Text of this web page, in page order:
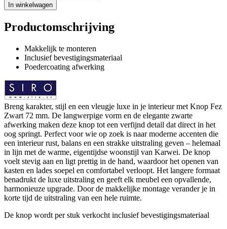
In winkelwagen
Productomschrijving
Makkelijk te monteren
Inclusief bevestigingsmateriaal
Poedercoating afwerking
Breng karakter, stijl en een vleugje luxe in je interieur met Knop Fez
Zwart 72 mm. De langwerpige vorm en de elegante zwarte
afwerking maken deze knop tot een verfijnd detail dat direct in het
oog springt. Perfect voor wie op zoek is naar moderne accenten die
een interieur rust, balans en een strakke uitstraling geven – helemaal
in lijn met de warme, eigentijdse woonstijl van Karwei. De knop
voelt stevig aan en ligt prettig in de hand, waardoor het openen van
kasten en lades soepel en comfortabel verloopt. Het langere formaat
benadrukt de luxe uitstraling en geeft elk meubel een opvallende,
harmonieuze upgrade. Door de makkelijke montage verander je in
korte tijd de uitstraling van een hele ruimte.
De knop wordt per stuk verkocht inclusief bevestigingsmateriaal